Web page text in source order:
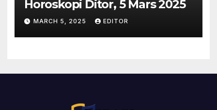
Horoskopi Ditor, 5 Mars 2025
MARCH 5, 2025 EDITOR